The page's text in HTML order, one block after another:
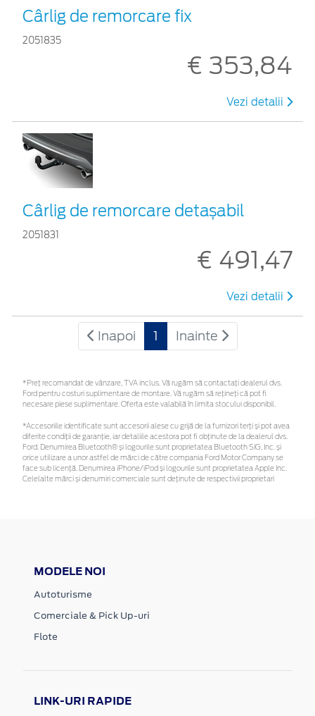
Cârlig de remorcare fix
2051835
€ 353,84
Vezi detalii
Cârlig de remorcare detașabil
2051831
€ 491,47
Vezi detalii
Inapoi 1 Inainte
*Preţ recomandat de vânzare, TVA inclus. Vă rugăm să contactaţi dealerul dvs.
Ford pentru costuri suplimentare de montare. Vă rugăm să rețineți că pot fi
necesare piese suplimentare. Oferta este valabilă în limita stocului disponibil.
*Accesoriile identificate sunt accesorii alese cu grijă de la furnizori terți și pot avea
diferite condiții de garanție, iar detaliile acestora pot fi obținute de la dealerul dvs.
Ford. Denumirea Bluetooth® și logourile sunt proprietatea Bluetooth SIG, Inc. și
orice utilizare a unor astfel de mărci de către compania Ford Motor Company se
face sub licență. Denumirea iPhone/iPod și logourile sunt proprietatea Apple Inc.
Celelalte mărci și denumiri comerciale sunt deținute de respectivii proprietari
MODELE NOI
Autoturisme
Comerciale & Pick Up-uri
Flote
LINK-URI RAPIDE